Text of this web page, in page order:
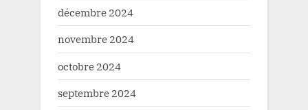
décembre 2024
novembre 2024
octobre 2024
septembre 2024